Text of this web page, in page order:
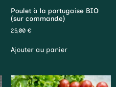
Poulet à la portugaise BIO
(sur commande)
25,00 €
Ajouter au panier